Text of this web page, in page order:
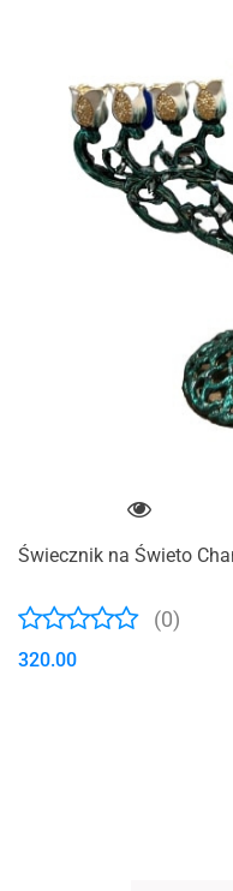
Świecznik na Świeto
(0)
320.00